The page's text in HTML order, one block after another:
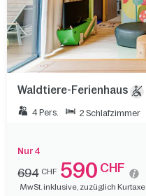
Waldtiere-Ferienhaus
4 Pers. 2 Schlafzimmer
Nur 4
694 CHF 590 CHF
MwSt. inklusive, zuzüglich Kurtaxe.